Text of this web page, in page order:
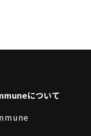
について